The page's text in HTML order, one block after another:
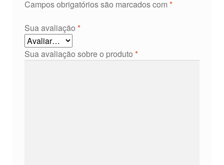
Campos obrigatórios são marcados com *
Sua avaliação *
Sua avaliação sobre o produto *